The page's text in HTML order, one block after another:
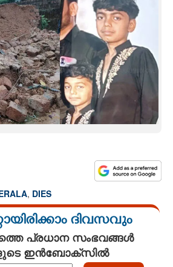
, DIES
ദിവസവും
പ്രധാന സംഭവങ്ങൾ
ഇൻബോക്സിൽ